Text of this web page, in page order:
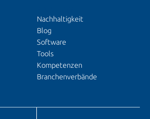
Nachhaltigkeit
Blog
Software
Tools
Kompetenzen
Branchenverbände